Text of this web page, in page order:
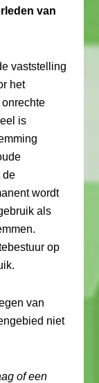
van
vaststelling
het
is
de
wordt
als
op
van
niet
of een